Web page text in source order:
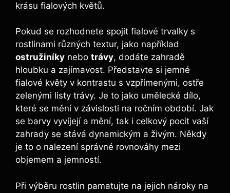
krásu fialových květů.
Pokud se rozhodnete spojit ⁢fialové trvalky s
rostlinami různých textur, jako například
ostružiníky ⁣nebo trávy, dodáte zahradě‍
hloubku a zajímavost. Představte si jemné
fialové květy⁤ v kontrastu s vzpřímenými, ostře
zelenými listy trávy. Je to jako umělecké dílo,
které se mění v závislosti na ročním​ období. Jak
se barvy vyvíjejí a mění, tak i celkový pocit vaší
zahrady se⁢ stává dynamickým​ a živým. Někdy
je to o nalezení správné rovnováhy‌ mezi
objemem ‌a jemností.
Při výběru rostlin pamatujte na jejich nároky na